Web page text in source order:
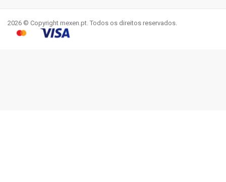
2026 © Copyright mexen.pt. Todos os direitos reservados.